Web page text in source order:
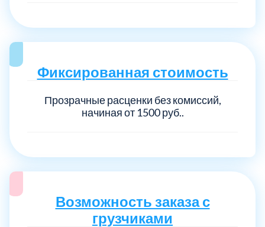
Фиксированная стоимость
Прозрачные расценки без комиссий,
начиная от 1500 руб..
Возможность заказа с
грузчиками